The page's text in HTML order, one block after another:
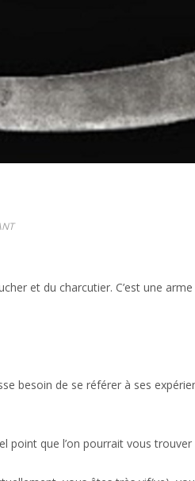
et du charcutier. C’est une
de se référer à ses
point que l’on pourrait vous trouver